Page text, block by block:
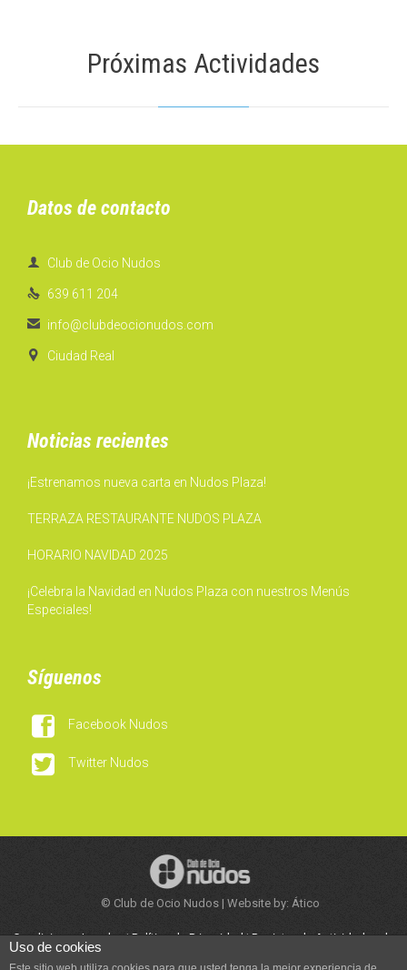
Próximas Actividades
Datos de contacto
 Club de Ocio Nudos
 639 611 204
 info@clubdeocionudos.com
 Ciudad Real
Noticias recientes
¡Estrenamos nueva carta en Nudos Plaza!
TERRAZA RESTAURANTE NUDOS PLAZA
HORARIO NAVIDAD 2025
¡Celebra la Navidad en Nudos Plaza con nuestros Menús
Especiales!
Síguenos
 Facebook Nudos
 Twitter Nudos
© Club de Ocio Nudos | Website by: Ático
Condiciones Legales|Política de Privacidad|Registro de Actividades de
Uso de cookies